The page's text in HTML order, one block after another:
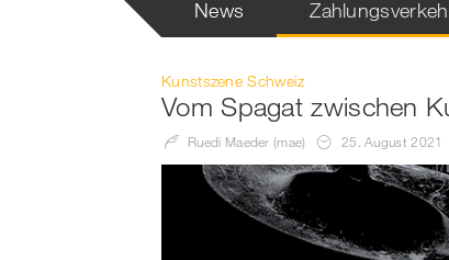
News
Kunstszene Schweiz
Vom Spagat zwischen
Ruedi Maeder (mae) 25. August 2021